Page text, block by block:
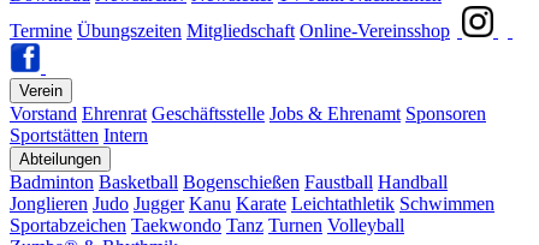
Termine Übungszeiten Mitgliedschaft Online-Vereinsshop
Verein
Vorstand Ehrenrat Geschäftsstelle Jobs & Ehrenamt Sponsoren
Sportstätten Intern
Abteilungen
Badminton Basketball Bogenschießen Faustball Handball
Jonglieren Judo Jugger Kanu Karate Leichtathletik Schwimmen
Sportabzeichen Taekwondo Tanz Turnen Volleyball